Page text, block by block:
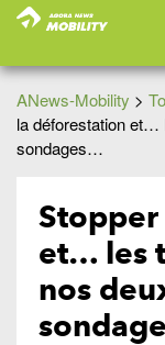
ANews-Mobility >
la déforestation et…
sondages…
et… les
nos